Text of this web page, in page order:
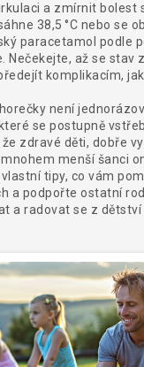
a zmírnit bolest
38,5 °C nebo se
paracetamol podle
Nečekejte, až se stav
komplikacím,
není
se postupně
zdravé děti, dobře
menší šanci
tipy, co vám
a podpořte ostatní
a radovat se z